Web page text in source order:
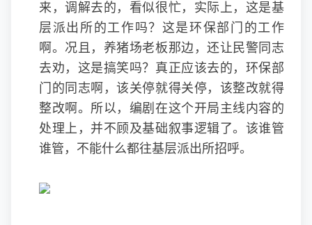
来，调解去的，看似很忙，实际上，这是基
层派出所的工作吗？这是环保部门的工作
啊。况且，养猪场老板那边，还让民警同志
去劝，这是搞笑吗？真正应该去的，环保部
门的同志啊，该关停就得关停，该整改就得
整改啊。所以，编剧在这个开局主线内容的
处理上，并不顾及基础叙事逻辑了。该谁管
谁管，不能什么都往基层派出所招呼。